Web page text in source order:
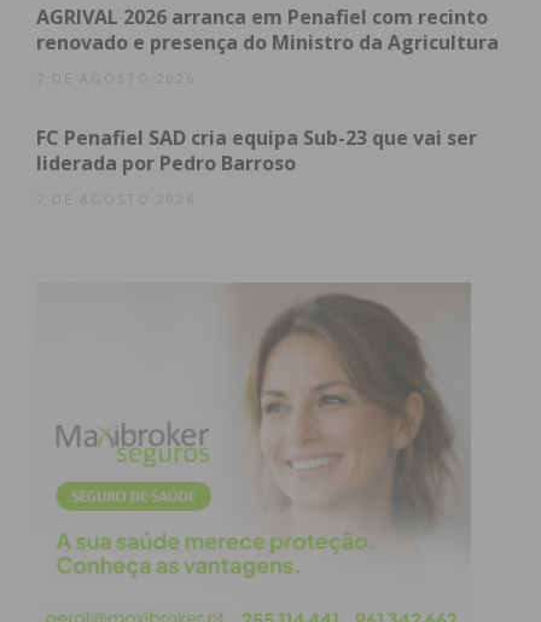
profissionalismo”, ao garantir que todos recebem
os cuidados adequados.
A Linha de Saúde SNS 24 foi um dos muitos
premiados dos Prémios Valor e Excelência 2024,
que se realizaram no fim do segundo dia da III
A III Convenção Internacional dos Enfermeiros está
a decorrer em Fátima, no Centro Pastoral Paulo VI.
Sob o mote «Tempo de Respostas», o evento,
organizado pela Ordem dos Enfermeiros, propõe-
se a debater o presente e o futuro da enfermagem
em Portugal e no mundo.
O evento termina hoje, sábado, e conta com a
presença da Secretária de Estado para a Gestão da
Saúde, Cristina Vaz Tomé.
AGRIVAL 2026 arranca em Penafiel com recinto
renovado e presença do Ministro da Agricultura
7 DE AGOSTO 2026
FC Penafiel SAD cria equipa Sub-23 que vai ser
liderada por Pedro Barroso
7 DE AGOSTO 2026